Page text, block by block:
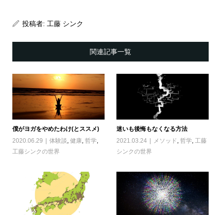
投稿者: 工藤 シンク
関連記事一覧
僕がヨガをやめたわけ(とススメ)
2020.06.29
体験談, 健康, 哲学,
工藤シンクの世界
迷いも後悔もなくなる方法
2021.03.24
メソッド ,哲学,工藤
シンクの世界